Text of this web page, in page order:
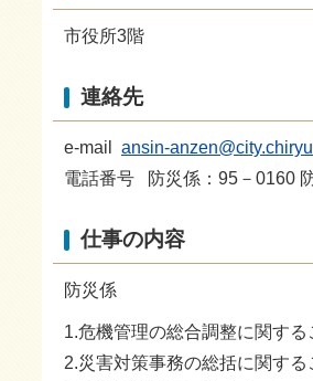
市役所3階
連絡先
e-mail ansin-
電話番号 防災係：95－0160
仕事の内容
防災係
1.危機管理の総合調整に関する
2.災害対策事務の総括に関する